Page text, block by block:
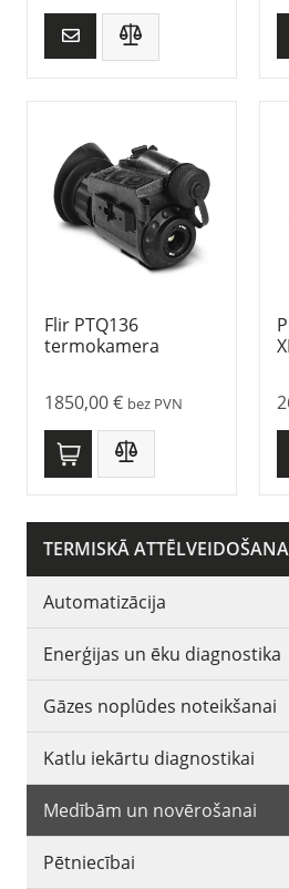
TERMISKĀ ATTĒLVEIDOŠANA
Automatizācija
Enerģijas un ēku diagnostika
Gāzes noplūdes noteikšanai
Katlu iekārtu diagnostikai
Medībām un novērošanai
Pētniecībai
Flir PTQ136
termokamera
1850,00€ bez PVN